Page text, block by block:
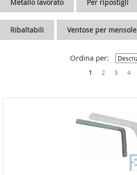
RISCALDAMENTO
LINEA CASA
Metallo lavorato Per ripostigli
Ribaltabili Ventose per mensole
Ordina per:
1 2 3 4